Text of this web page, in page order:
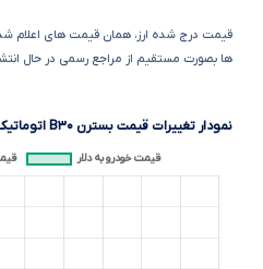
قیمت درج شده ارز، همان قیمت های اعلام
ها بصورت مستقیم از مراجع رسمی در حال
نمودار تغییرات قیمت بسترن B۳۰ اتوماتیک به سکه و دلار